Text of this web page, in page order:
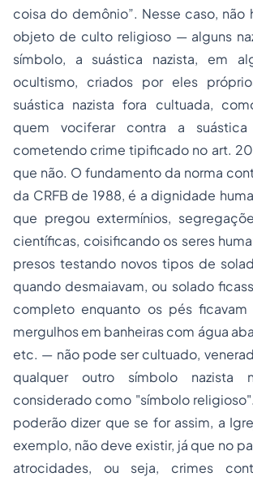
coisa do demônio”. Nesse caso, não
objeto de culto religioso — alguns
símbolo, a suástica nazista, em
ocultismo, criados por eles
suástica nazista fora cultuada,
quem vociferar contra a suástica
cometendo crime tipificado no art.
que não. O fundamento da norma
da CRFB de 1988, é a dignidade
que pregou extermínios,
científicas, coisificando os seres
presos testando novos tipos de
quando desmaiavam, ou solado
completo enquanto os pés ficavam
mergulhos em banheiras com água
etc. — não pode ser cultuado,
qualquer outro símbolo nazista
considerado como "símbolo
poderão dizer que se for assim, a
exemplo, não deve existir, já que no
atrocidades, ou seja, crimes